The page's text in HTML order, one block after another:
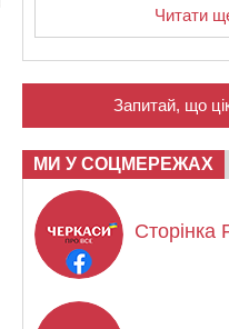
Читати
Запитай, що
МИ У СОЦМЕРЕЖАХ
Сторінка